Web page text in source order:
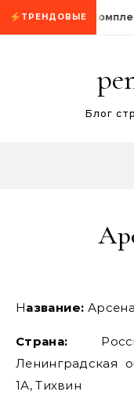
Промотать к
ТРЕНДОВЫЕ
Блог
Название:
Страна:
Ленинградская
1А, Тихвин